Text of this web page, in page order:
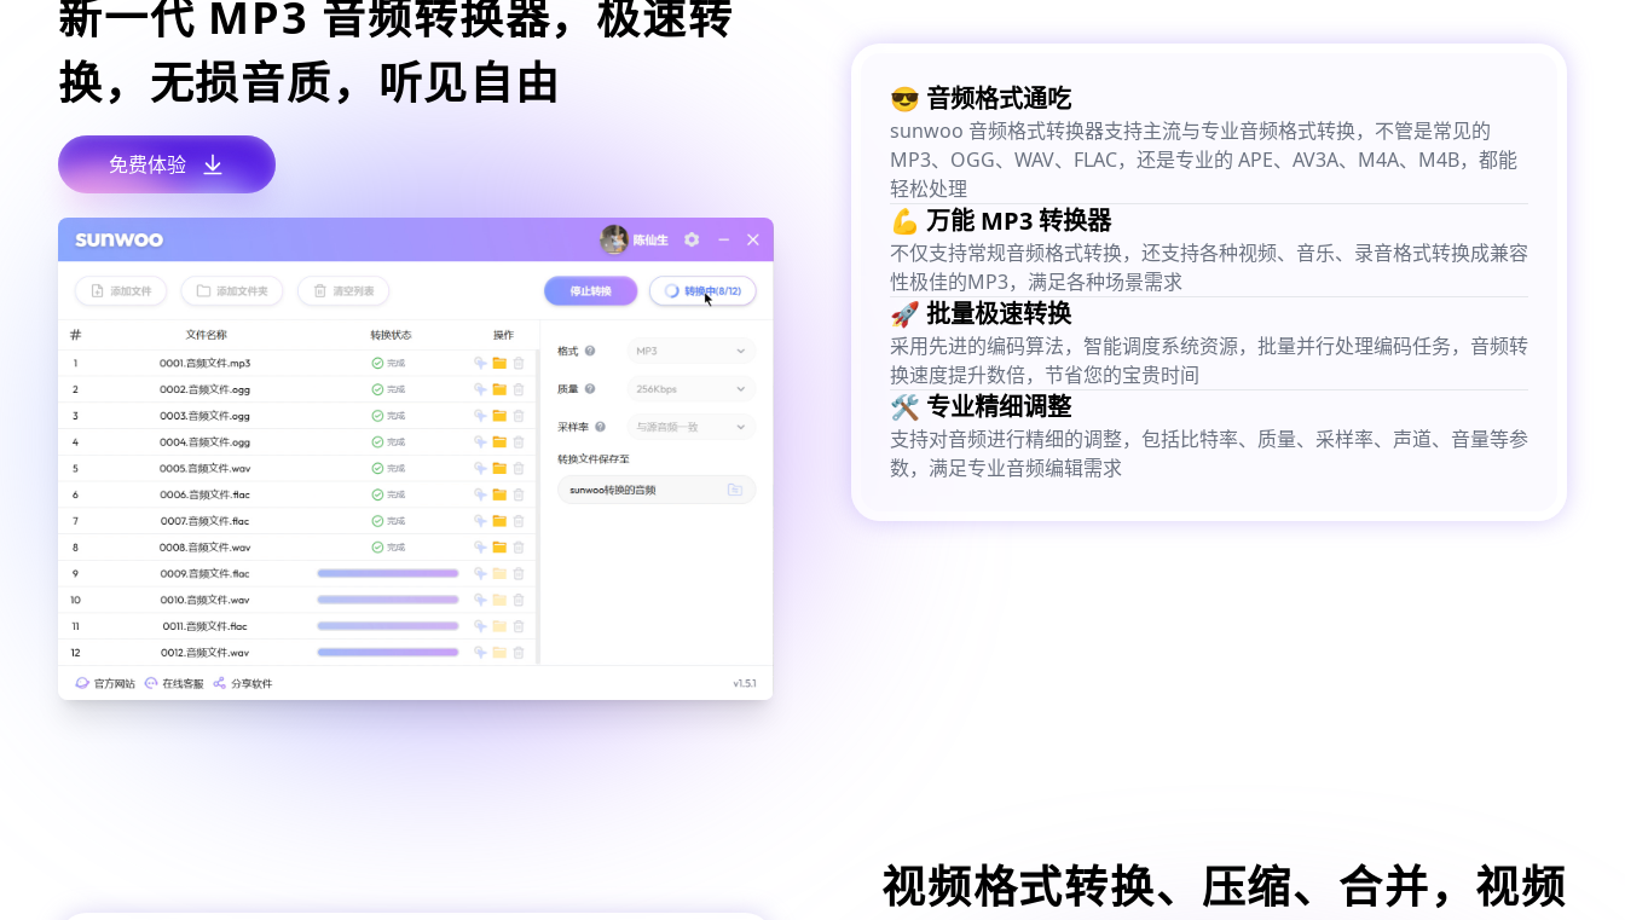
新一代 MP3 音频转换器，极速转
换，无损音质，听见自由
免费体验
😎 音频格式通吃
sunwoo 音频格式转换器支持主流与专业音频格式转换，不管是常见的
MP3、OGG、WAV、FLAC，还是专业的 APE、AV3A、M4A、M4B，都能
轻松处理
💪 万能 MP3 转换器
不仅支持常规音频格式转换，还支持各种视频、音乐、录音格式转换成兼容
性极佳的MP3，满足各种场景需求
🚀 批量极速转换
采用先进的编码算法，智能调度系统资源，批量并行处理编码任务，音频转
换速度提升数倍，节省您的宝贵时间
🛠️ 专业精细调整
支持对音频进行精细的调整，包括比特率、质量、采样率、声道、音量等参
数，满足专业音频编辑需求
视频格式转换、压缩、合并，视频